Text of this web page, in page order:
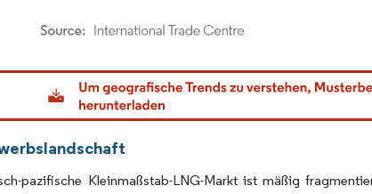
Intelligence. Wiederverwendung erfordert Namensnennung gemäß CC BY
pazifische Kleinmaßstab-LNG-Markt ist mäßig